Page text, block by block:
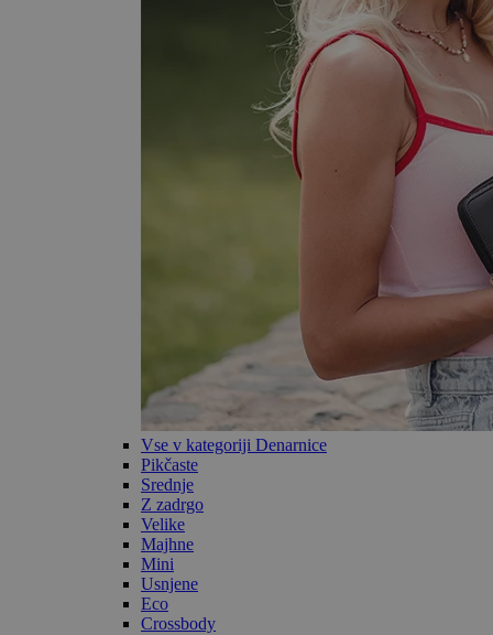
Vse v kategoriji Denarnice
Pikčaste
Srednje
Z zadrgo
Velike
Majhne
Mini
Usnjene
Eco
Crossbody